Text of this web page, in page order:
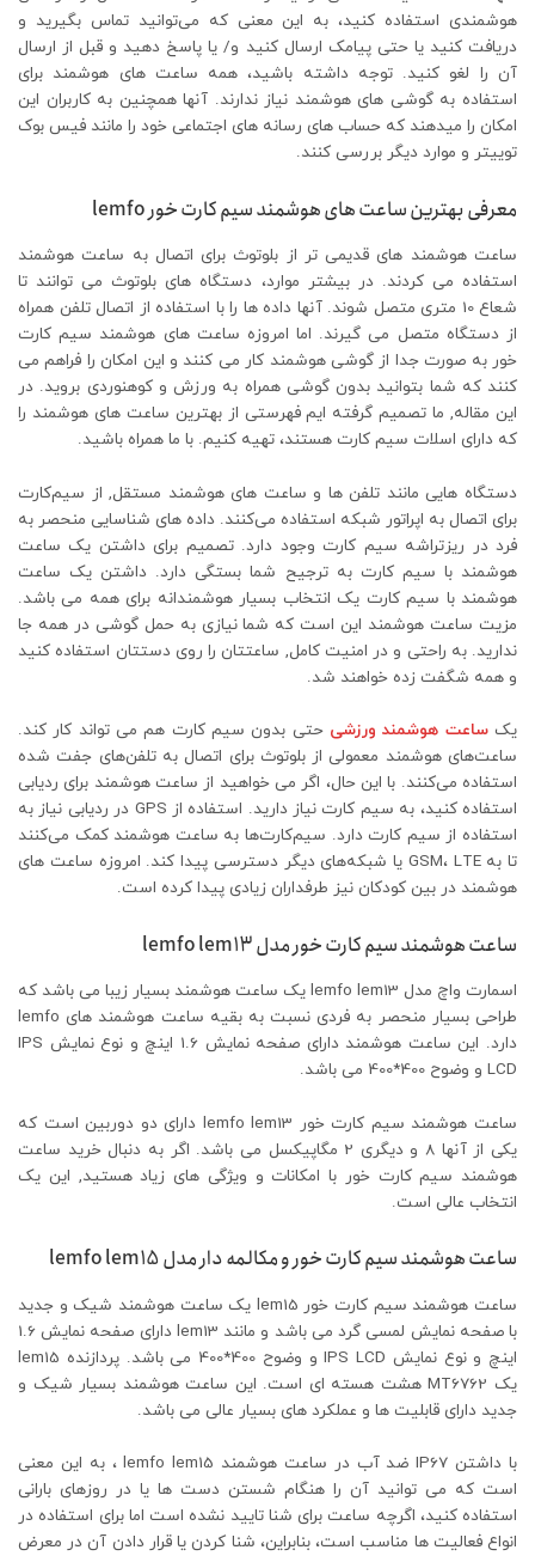
هوشمندی استفاده کنید، به این معنی که می‌توانید تماس بگیرید و
دریافت کنید یا حتی پیامک ارسال کنید و/ یا پاسخ دهید و قبل از ارسال
آن را لغو کنید. توجه داشته باشید، همه ساعت‌ های هوشمند برای
استفاده به گوشی‌ های هوشمند نیاز ندارند. آنها همچنین به کاربران این
امکان را میدهند که حساب های رسانه های اجتماعی خود را مانند فیس بوک
توییتر و موارد دیگر بررسی کنند.
معرفی بهترین ساعت های هوشمند سیم کارت خور lemfo
ساعت هوشمند های قدیمی تر از بلوتوث برای اتصال به ساعت هوشمند
استفاده می کردند. در بیشتر موارد، دستگاه های بلوتوث می توانند تا
شعاع 10 متری متصل شوند. آنها داده ها را با استفاده از اتصال تلفن همراه
از دستگاه متصل می گیرند. اما امروزه ساعت های هوشمند سیم کارت
خور به صورت جدا از گوشی هوشمند کار می کنند و این امکان را فراهم می
کنند که شما بتوانید بدون گوشی همراه به ورزش و کوهنوردی بروید. در
این مقاله, ما تصمیم گرفته ایم فهرستی از بهترین ساعت های هوشمند را
که دارای اسلات سیم کارت هستند، تهیه کنیم. با ما همراه باشید.
دستگاه‌ هایی مانند تلفن‌ ها و ساعت‌ های هوشمند مستقل, از سیم‌کارت
برای اتصال به اپراتور شبکه استفاده می‌کنند. داده های شناسایی منحصر به
فرد در ریزتراشه سیم کارت وجود دارد. تصمیم برای داشتن یک ساعت
هوشمند با سیم کارت به ترجیح شما بستگی دارد. داشتن یک ساعت
هوشمند با سیم کارت یک انتخاب بسیار هوشمندانه برای همه می باشد.
مزیت ساعت هوشمند این است که شما نیازی به حمل گوشی در همه جا
ندارید. به راحتی و در امنیت کامل, ساعتتان را روی دستتان استفاده کنید
و همه شگفت زده خواهند شد.
یکساعت هوشمند ورزشی حتی بدون سیم کارت هم می تواند کار کند.
ساعت‌های هوشمند معمولی از بلوتوث برای اتصال به تلفن‌های جفت شده
استفاده می‌کنند. با این حال، اگر می خواهید از ساعت هوشمند برای ردیابی
استفاده کنید، به سیم کارت نیاز دارید. استفاده از GPS در ردیابی نیاز به
استفاده از سیم کارت دارد. سیم‌کارت‌ها به ساعت هوشمند کمک می‌کنند
تا به GSM، LTE یا شبکه‌های دیگر دسترسی پیدا کند. امروزه ساعت های
هوشمند در بین کودکان نیز طرفداران زیادی پیدا کرده است.
ساعت هوشمند سیم کارت خور مدل lemfo lem13
اسمارت واچ مدل lemfo lem13 یک ساعت هوشمند بسیار زیبا می باشد که
طراحی بسیار منحصر به فردی نسبت به بقیه ساعت هوشمند های lemfo
دارد. این ساعت هوشمند دارای صفحه نمایش 1.6 اینچ و نوع نمایش IPS
LCD و وضوح 400*400 می باشد.
ساعت هوشمند سیم کارت خور lemfo lem13 دارای دو دوربین است که
یکی از آنها 8 و دیگری 2 مگاپیکسل می باشد. اگر به دنبال خرید ساعت
هوشمند سیم کارت خور با امکانات و ویژگی های زیاد هستید, این یک
انتخاب عالی است.
ساعت هوشمند سیم کارت خور و مکالمه دار مدل lemfo lem15
ساعت هوشمند سیم کارت خور lem15 یک ساعت هوشمند شیک و جدید
با صفحه نمایش لمسی گرد می باشد و مانند lem13 دارای صفحه نمایش 1.6
اینچ و نوع نمایش IPS LCD و وضوح 400*400 می باشد. پردازنده lem15
یک MT6762 هشت هسته ای است. این ساعت هوشمند بسیار شیک و
جدید دارای قابلیت ها و عملکرد های بسیار عالی می باشد.
با داشتن IP67 ضد آب در ساعت هوشمند lemfo lem15 ، به این معنی
است که می توانید آن را هنگام شستن دست ها یا در روزهای بارانی
استفاده کنید، اگرچه ساعت برای شنا تایید نشده است اما برای استفاده در
انواع فعالیت ها مناسب است، بنابراین، شنا کردن یا قرار دادن آن در معرض